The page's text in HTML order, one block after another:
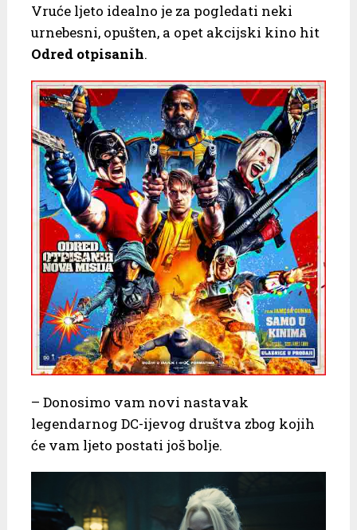
Vruće ljeto idealno je za pogledati neki
urnebesni, opušten, a opet akcijski kino hit
Odred otpisanih.
– Donosimo vam novi nastavak
legendarnog DC-ijevog društva zbog kojih
će vam ljeto postati još bolje.